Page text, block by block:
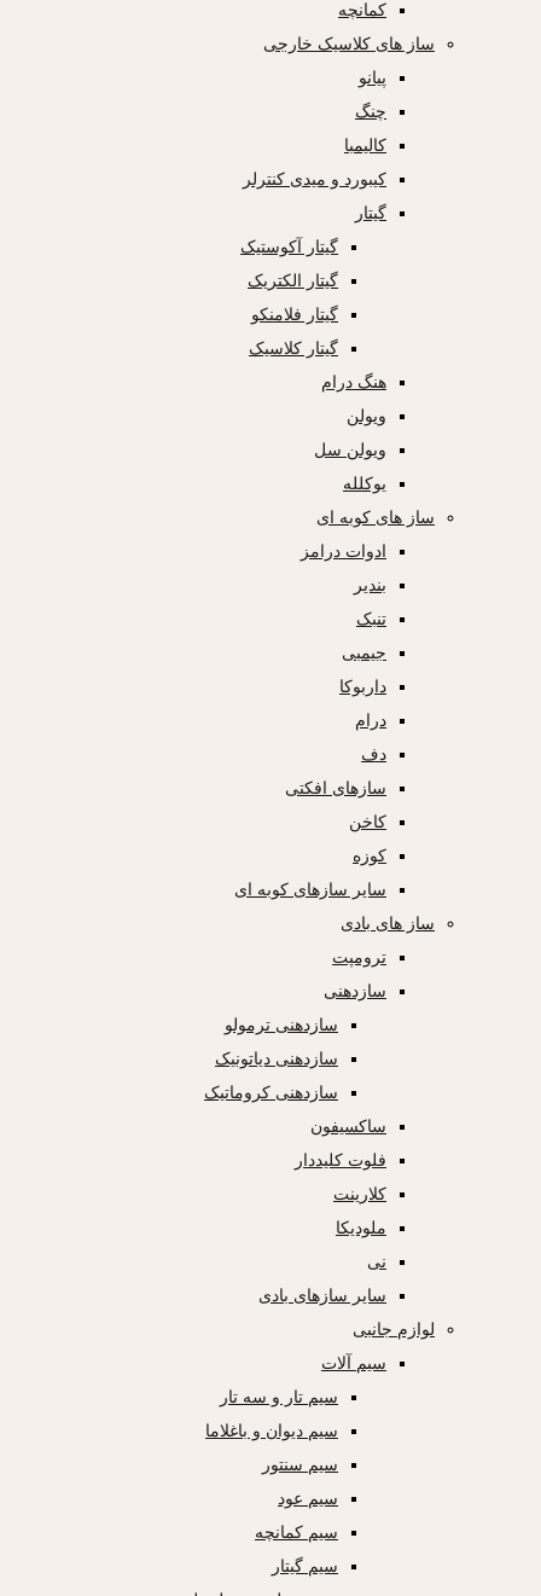
کمانچه
ساز های کلاسیک خارجی
پیانو
چنگ
کالیمبا
کیبورد و میدی کنترلر
گیتار
گیتار آکوستیک
گیتار الکتریک
گیتار فلامنکو
گیتار کلاسیک
هنگ درام
ویولن
ویولن سل
یوکلله
ساز های کوبه ای
ادوات درامز
بندیر
تنبک
جیمبی
داربوکا
درام
دف
سازهای افکتی
کاخن
کوزه
سایر سازهای کوبه ای
ساز های بادی
ترومپت
سازدهنی
سازدهنی ترمولو
سازدهنی دیاتونیک
سازدهنی کروماتیک
ساکسیفون
فلوت کلیددار
کلارینت
ملودیکا
نی
سایر سازهای بادی
لوازم جانبی
سیم آلات
سیم تار و سه تار
سیم دیوان و باغلاما
سیم سنتور
سیم عود
سیم کمانچه
سیم گیتار